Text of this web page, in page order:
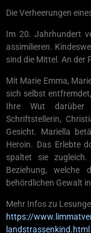
Die Verheerungen
Im 20. Jahrhundert
assimilieren.
sind die Mittel. An der
Mit Marie Emma,
sich selbst
Ihre Wut dar­über
Schriftstellerin,
Gesicht. Mariella
Heroin. Das Erlebte
spaltet sie
Beziehung, welche
behördlichen Gewalt
Mehr Infos zu
https://
landstrassenkind.html